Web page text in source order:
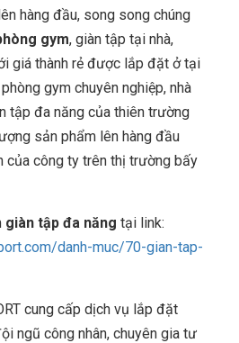
hàng đầu, song song chúng
gym, giàn tập tại nhà,
giá thành rẻ được lắp đặt ở tại
gym chuyên nghiệp, nhà
tập đa năng của thiên trường
sản phẩm lên hàng đầu
của công ty trên thị trường bấy
giàn tập đa năng tại link:
danh-muc/70-gian-tap-
cung cấp dịch vụ lắp đặt
ngũ công nhân, chuyên gia tư